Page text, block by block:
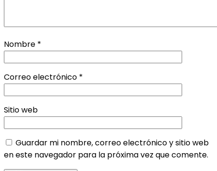
Nombre *
Correo electrónico *
Sitio web
Guardar mi nombre, correo electrónico y sitio web
en este navegador para la próxima vez que comente.